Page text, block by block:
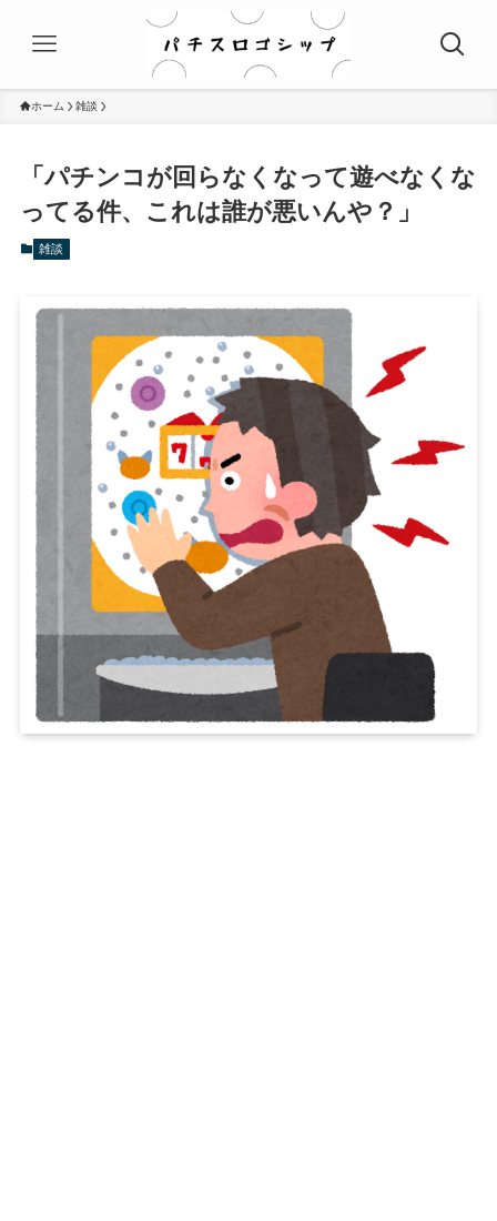
ホーム 雑談
「パチンコが回らなくなって遊べなくな
ってる件、これは誰が悪いんや？」
雑談